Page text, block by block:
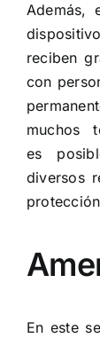
Además,
reciben
con
muchos
es
diversos
En este